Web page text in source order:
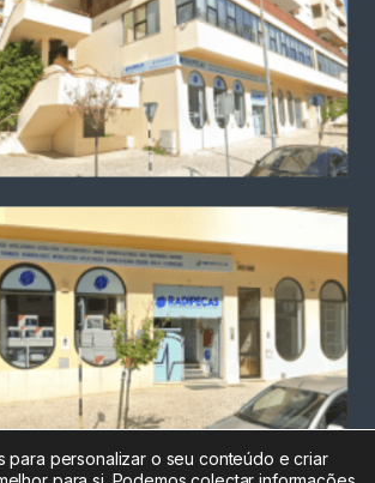
para personalizar o seu conteúdo e criar